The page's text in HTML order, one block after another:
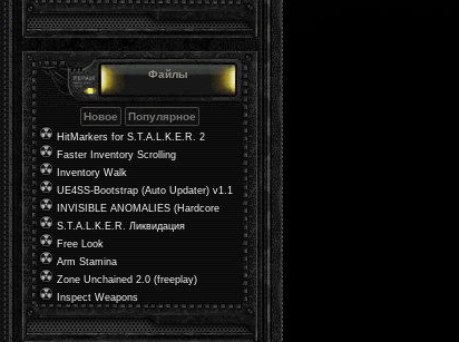
Файлы
HitMarkers for S.T.A.L.K.E.R. 2
Faster Inventory Scrolling
Inventory Walk
UE4SS-Bootstrap (Auto Updater) v1.1
INVISIBLE ANOMALIES (Hardcore
Mod)
S.T.A.L.K.E.R. Ликвидация
Free Look
Arm Stamina
Zone Unchained 2.0 (freeplay)
Inspect Weapons